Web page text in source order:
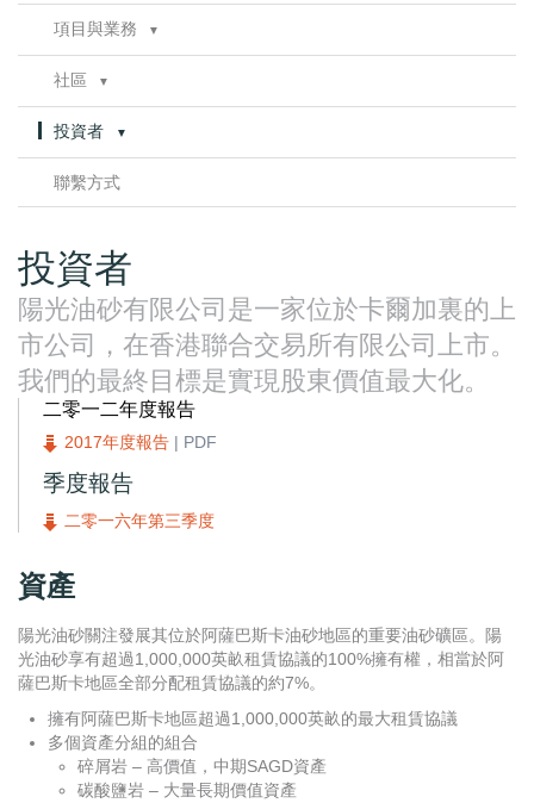
董事會
管理層
委員會章程
項目與業務 ▼
資產類別
Thickwood
Legend
Muskwa
Opportunity
Portage
其他礦產
獨立評估
銷售與管道項目
多媒體庫
油砂概覽
社區 ▼
諮詢
健康、安全及環境
合規性
投資者 ▼
公告
分析師報告
投資者信息
股東資料
SEDAR
聯繫方式
投資者
陽光油砂有限公司是一家位於卡爾加裏的上
市公司，在香港聯合交易所有限公司上市。
我們的最終目標是實現股東價值最大化。
二零一二年度報告
2017年度報告 | PDF
季度報告
二零一六年第三季度
資產
陽光油砂關注發展其位於阿薩巴斯卡油砂地區的重要油砂礦區。陽
光油砂享有超過1,000,000英畝租賃協議的100%擁有權，相當於阿
薩巴斯卡地區全部分配租賃協議的約7%。
擁有阿薩巴斯卡地區超過1,000,000英畝的最大租賃協議
多個資產分組的組合
碎屑岩 – 高價值，中期SAGD資產
碳酸鹽岩 – 大量長期價值資產